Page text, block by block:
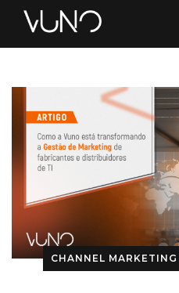
CHANNEL MARKETING